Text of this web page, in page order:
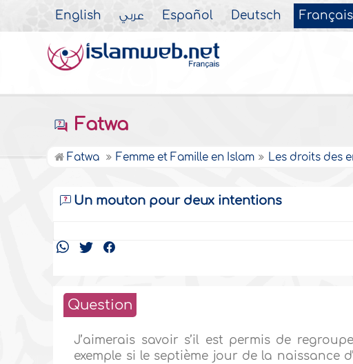
English عربي Español Deutsch Français
Fatwa
Fatwa Femme et Famille en Islam Les droits des
Un mouton pour deux intentions
Question
J’aimerais savoir s’il est permis de
exemple si le septième jour de la naissance